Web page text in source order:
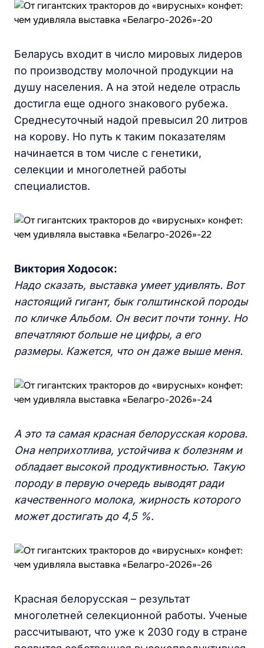
Беларусь входит в число мировых лидеров
по производству молочной продукции на
душу населения. А на этой неделе отрасль
достигла еще одного знакового рубежа.
Среднесуточный надой превысил 20 литров
на корову. Но путь к таким показателям
начинается в том числе с генетики,
селекции и многолетней работы
специалистов.
Виктория Ходосок:
Надо сказать, выставка умеет удивлять. Вот
настоящий гигант, бык голштинской породы
по кличке Альбом. Он весит почти тонну. Но
впечатляют больше не цифры, а его
размеры. Кажется, что он даже выше меня.
А это та самая красная белорусская корова.
Она неприхотлива, устойчива к болезням и
обладает высокой продуктивностью. Такую
породу в первую очередь выводят ради
качественного молока, жирность которого
может достигать до 4,5 %.
Красная белорусская – результат
многолетней селекционной работы. Ученые
рассчитывают, что уже к 2030 году в стране